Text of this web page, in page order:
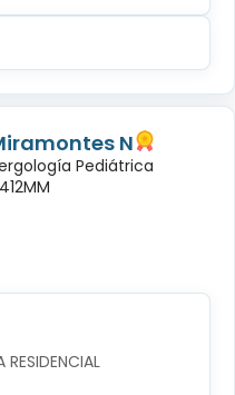
N
Pediátrica